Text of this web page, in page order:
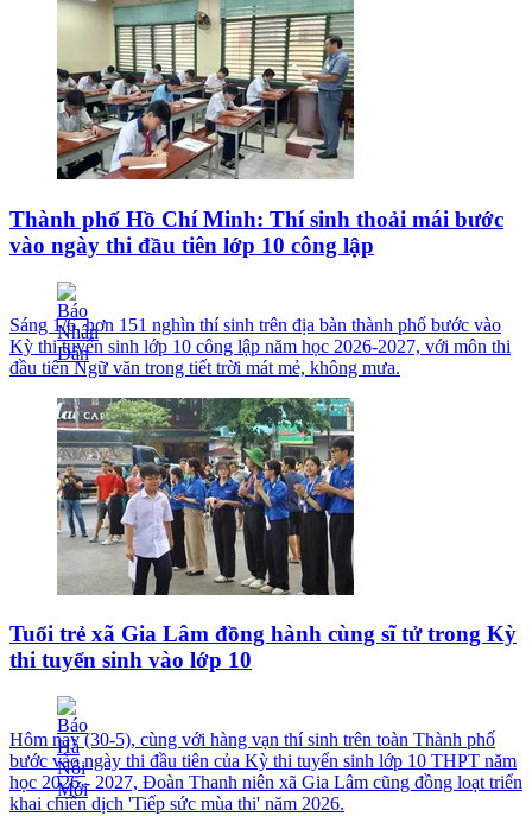
Thành phố Hồ Chí Minh: Thí sinh thoải mái bước
vào ngày thi đầu tiên lớp 10 công lập
Sáng 1/6, hơn 151 nghìn thí sinh trên địa bàn thành phố bước vào
Kỳ thi tuyển sinh lớp 10 công lập năm học 2026-2027, với môn thi
đầu tiên Ngữ văn trong tiết trời mát mẻ, không mưa.
Tuổi trẻ xã Gia Lâm đồng hành cùng sĩ tử trong Kỳ
thi tuyển sinh vào lớp 10
Hôm nay (30-5), cùng với hàng vạn thí sinh trên toàn Thành phố
bước vào ngày thi đầu tiên của Kỳ thi tuyển sinh lớp 10 THPT năm
học 2026 - 2027, Đoàn Thanh niên xã Gia Lâm cũng đồng loạt triển
khai chiến dịch 'Tiếp sức mùa thi' năm 2026.